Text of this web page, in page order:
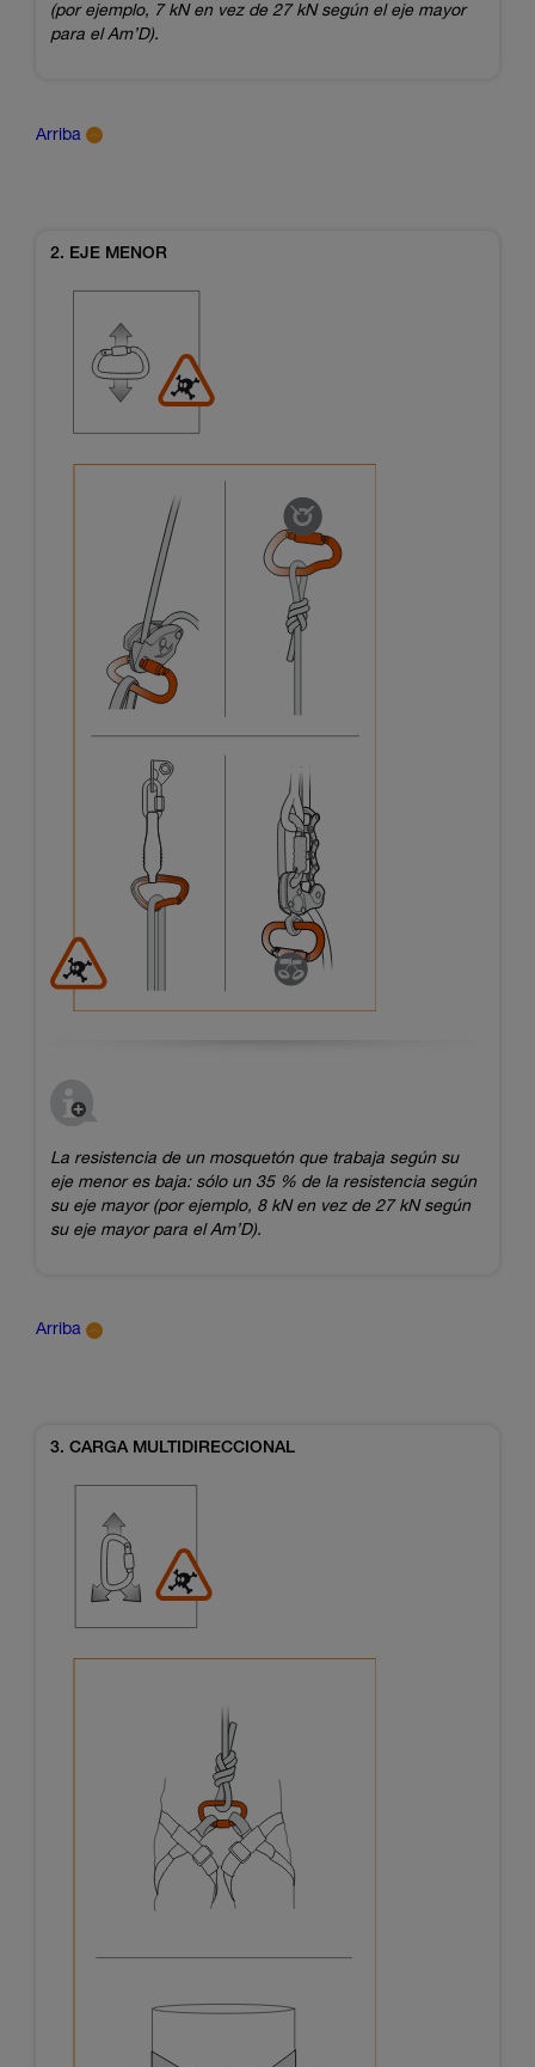
(por ejemplo, 7 kN en vez de 27 kN según el eje mayor
para el Am’D).
Arriba
2. EJE MENOR
La resistencia de un mosquetón que trabaja según su
eje menor es baja: sólo un 35 % de la resistencia según
su eje mayor (por ejemplo, 8 kN en vez de 27 kN según
su eje mayor para el Am’D).
Arriba
3. CARGA MULTIDIRECCIONAL